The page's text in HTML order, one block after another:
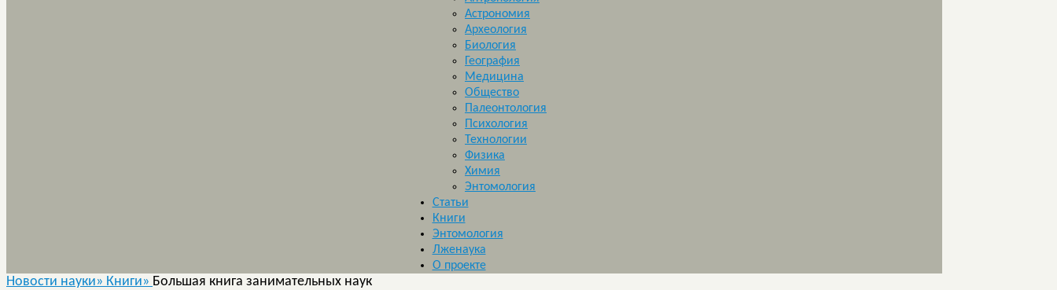
Астрономия
Археология
Биология
География
Медицина
Общество
Палеонтология
Психология
Технологии
Физика
Химия
Энтомология
Статьи
Книги
Энтомология
Лженаука
О проекте
Новости науки» Книги» Большая книга занимательных наук